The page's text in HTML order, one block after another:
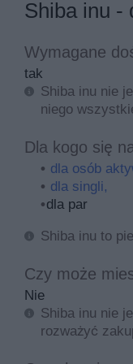
nie może robić
Silny instynkt
starannego
wybiegania i
mieszkaniu. Dla
Shiba inu nie
przystosuje się
innym małym
Pielęgnacja i
Uważa się, że
stawu
sprawdzonej
Shiba inu -
Wymagane
tak
Shiba inu nie
niego
Dla kogo się
dla osób
dla singli,
dla par
Shiba inu to
Czy może
Nie
Shiba inu nie
rozważyć